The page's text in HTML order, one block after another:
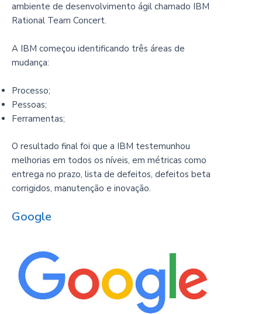
ambiente de desenvolvimento ágil chamado IBM
Rational Team Concert.
A IBM começou identificando três áreas de
mudança:
Processo;
Pessoas;
Ferramentas;
O resultado final foi que a IBM testemunhou
melhorias em todos os níveis, em métricas como
entrega no prazo, lista de defeitos, defeitos beta
corrigidos, manutenção e inovação.
Google